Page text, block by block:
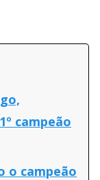
campeão
o campeão